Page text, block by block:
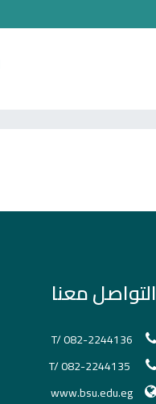
التواصل معنا
T/ 082-2244136
www.bsu.edu.eg